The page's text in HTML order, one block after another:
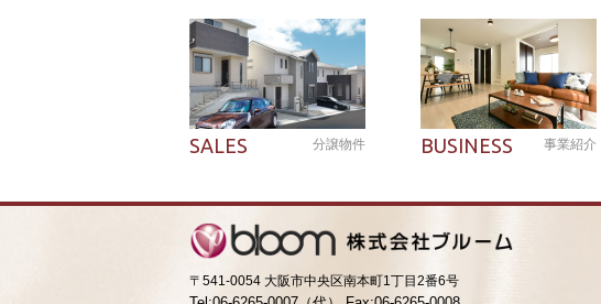
SALES 分譲物件 BUSINESS 事業紹介
〒541-0054 大阪市中央区南本町1丁目2番6号